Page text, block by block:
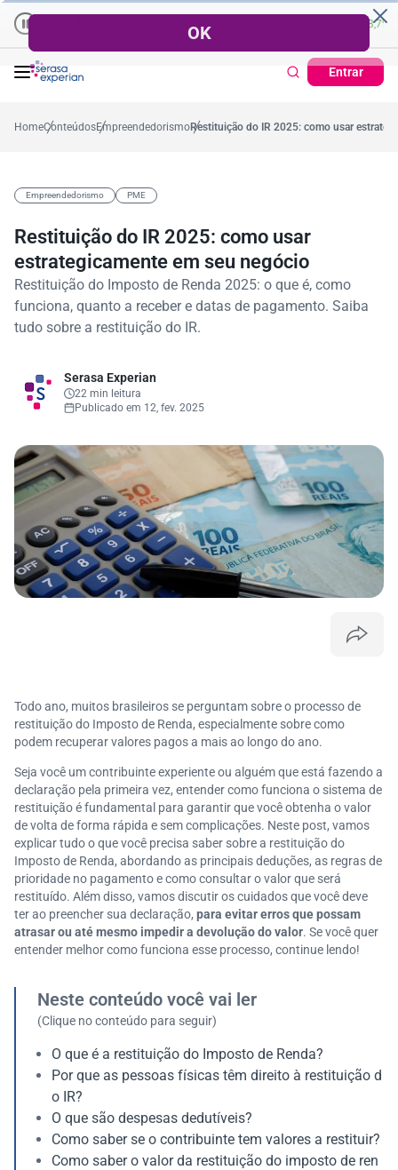
de Crédito Percentual no mês
Entrar
no mês Cartão de Crédito | Cadastro Positivo Ticket
HomeConteúdosEmpreendedorismoRestituição do IR 2025: como usar
Empreendedorismo PME
Restituição do IR 2025: como usar
estrategicamente em seu negócio
Restituição do Imposto de Renda 2025: o que é, como
funciona, quanto a receber e datas de pagamento. Saiba
tudo sobre a restituição do IR.
Serasa Experian
22 min leitura
Publicado em 12, fev. 2025
Todo ano, muitos brasileiros se perguntam sobre o processo de
restituição do Imposto de Renda, especialmente sobre como
podem recuperar valores pagos a mais ao longo do ano.
Seja você um contribuinte experiente ou alguém que está fazendo a
declaração pela primeira vez, entender como funciona o sistema de
restituição é fundamental para garantir que você obtenha o valor
de volta de forma rápida e sem complicações. Neste post, vamos
explicar tudo o que você precisa saber sobre a restituição do
Imposto de Renda, abordando as principais deduções, as regras de
prioridade no pagamento e como consultar o valor que será
restituído. Além disso, vamos discutir os cuidados que você deve
ter ao preencher sua declaração, para evitar erros que possam
atrasar ou até mesmo impedir a devolução do valor. Se você quer
entender melhor como funciona esse processo, continue lendo!
Neste conteúdo você vai ler
(Clique no conteúdo para seguir)
O que é a restituição do Imposto de Renda?
Por que as pessoas físicas têm direito à restituição d
o IR?
O que são despesas dedutíveis?
Como saber se o contribuinte tem valores a restituir?
Como saber o valor da restituição do imposto de ren